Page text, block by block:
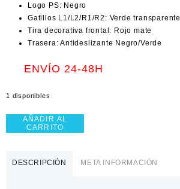
Logo PS: Negro
Gatillos L1/L2/R1/R2: Verde transparente
Tira decorativa frontal: Rojo mate
Trasera: Antideslizante Negro/Verde
ENVÍO 24-48H
1 disponibles
Mando
PS5
AÑADIR AL
CARRITO
DESCRIPCIÓN META INFORMACIÓN